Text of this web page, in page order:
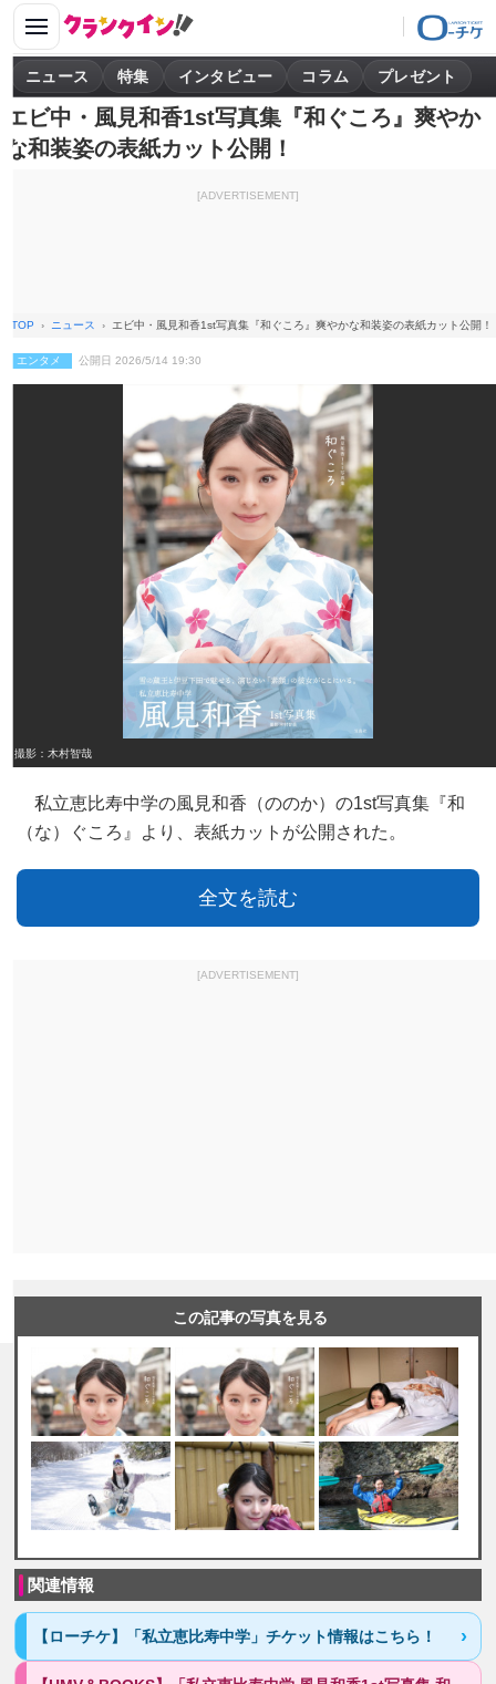
ニュース 特集 インタビュー コラム プレゼント
エビ中・風見和香1st写真集『和ぐころ』爽やか
な和装姿の表紙カット公開！
[ADVERTISEMENT]
TOP ニュース エビ中・風見和香1st写真集『和ぐころ』爽やかな和装姿の表紙カット公開！
エンタメ 公開日 2026/5/14 19:30
撮影：木村智哉
私立恵比寿中学の風見和香（ののか）の1st写真集『和
（な）ぐころ』より、表紙カットが公開された。
全文を読む
[ADVERTISEMENT]
この記事の写真を見る
関連情報
【ローチケ】「私立恵比寿中学」チケット情報はこちら！